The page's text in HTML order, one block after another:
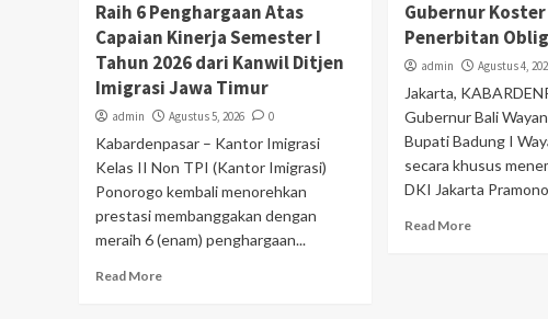
Raih 6 Penghargaan Atas
Capaian Kinerja Semester I
Tahun 2026 dari Kanwil Ditjen
Imigrasi Jawa Timur
admin Agustus 5, 2026 0
Kabardenpasar – Kantor Imigrasi
Kelas II Non TPI (Kantor Imigrasi)
Ponorogo kembali menorehkan
prestasi membanggakan dengan
meraih 6 (enam) penghargaan...
Read More
Gubernur
Penerbitan
admin Agustus 4,
Jakarta,
Gubernur Bali
Bupati Badung I
secara khusus
DKI Jakarta
Read More